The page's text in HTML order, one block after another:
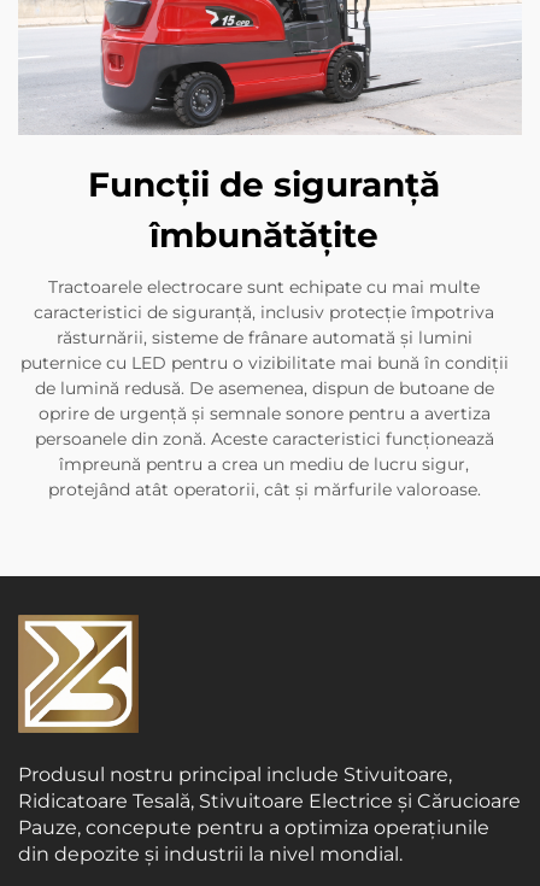
Funcții de siguranță
îmbunătățite
Tractoarele electrocare sunt echipate cu mai multe
caracteristici de siguranță, inclusiv protecție împotriva
răsturnării, sisteme de frânare automată și lumini
puternice cu LED pentru o vizibilitate mai bună în condiții
de lumină redusă. De asemenea, dispun de butoane de
oprire de urgență și semnale sonore pentru a avertiza
persoanele din zonă. Aceste caracteristici funcționează
împreună pentru a crea un mediu de lucru sigur,
protejând atât operatorii, cât și mărfurile valoroase.
Produsul nostru principal include Stivuitoare,
Ridicatoare Tesală, Stivuitoare Electrice și Cărucioare
Pauze, concepute pentru a optimiza operațiunile
din depozite și industrii la nivel mondial.